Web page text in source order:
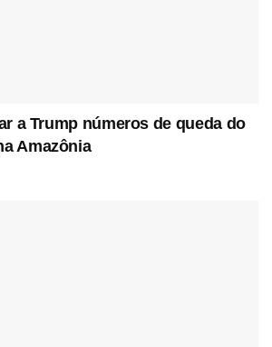
a Trump números de queda do
Amazônia